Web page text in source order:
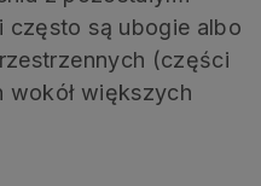
często są ubogie albo
(części
wokół większych